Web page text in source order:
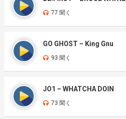
77 聞く
GO GHOST – King Gnu
93 聞く
JO1 – WHATCHA DOIN
73 聞く